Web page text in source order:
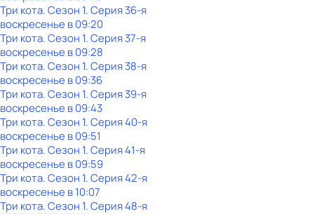
Три кота. Сезон 1. Серия 36-я
воскресенье в09:20
Три кота. Сезон 1. Серия 37-я
воскресенье в09:28
Три кота. Сезон 1. Серия 38-я
воскресенье в09:36
Три кота. Сезон 1. Серия 39-я
воскресенье в09:43
Три кота. Сезон 1. Серия 40-я
воскресенье в09:51
Три кота. Сезон 1. Серия 41-я
воскресенье в09:59
Три кота. Сезон 1. Серия 42-я
воскресенье в10:07
Три кота. Сезон 1. Серия 48-я